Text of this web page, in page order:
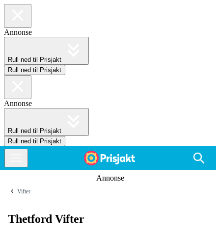
Annonse
Rull ned til Prisjakt
Rull ned til Prisjakt
Annonse
Rull ned til Prisjakt
Rull ned til Prisjakt
Annonse
Vifter
Thetford Vifter